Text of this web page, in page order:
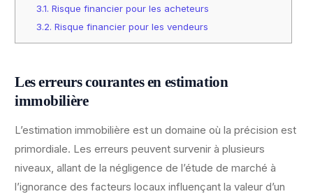
3.1. Risque financier pour les acheteurs
3.2. Risque financier pour les vendeurs
Les erreurs courantes en estimation
immobilière
L’estimation immobilière est un domaine où la précision est
primordiale. Les erreurs peuvent survenir à plusieurs
niveaux, allant de la négligence de l’étude de marché à
l’ignorance des facteurs locaux influençant la valeur d’un